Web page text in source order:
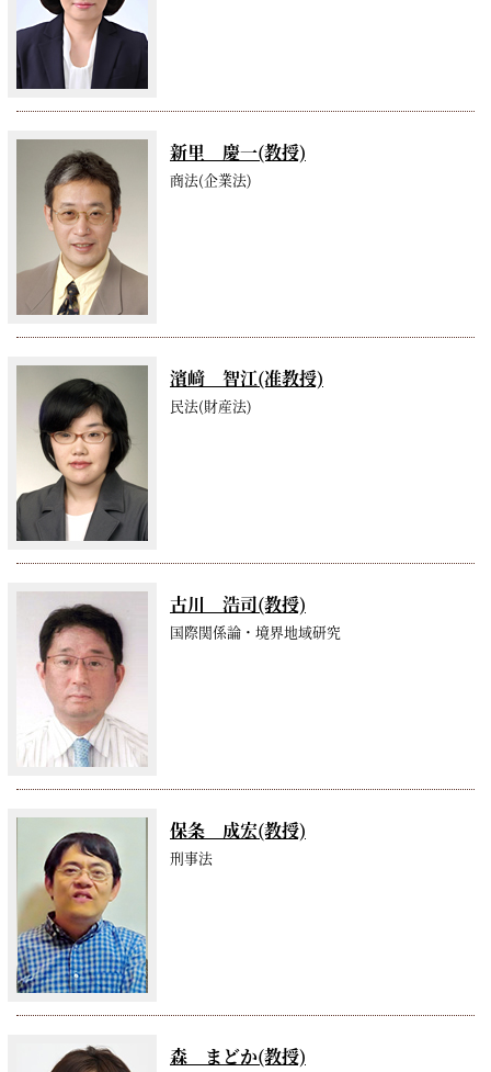
新里 慶一(教授)
商法(企業法)
濱﨑 智江(准教授)
民法(財産法)
古川 浩司(教授)
国際関係論・境界地域研究
保条 成宏(教授)
刑事法
森 まどか(教授)